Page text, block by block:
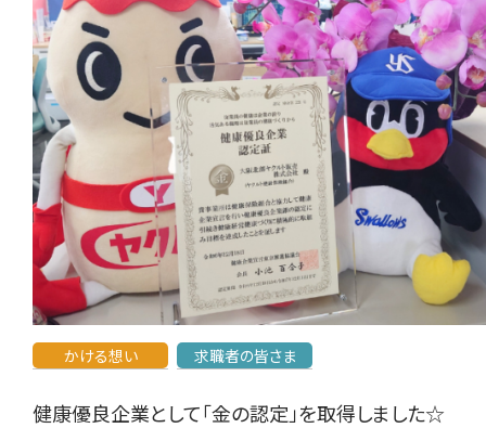
かける想い 求職者の皆さま
健康優良企業として「金の認定」を取得しました☆